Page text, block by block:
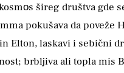
šireg društva gde
pokušava da
Elton, laskavi i sebični
brbljiva ali topla mis